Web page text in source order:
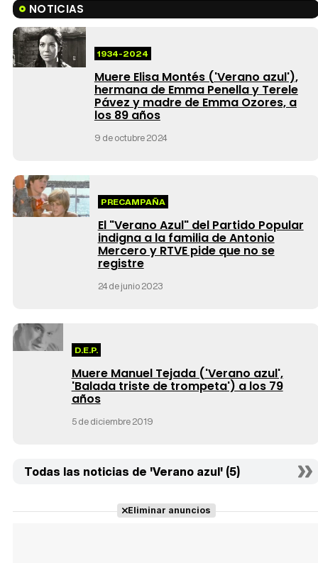
NOTICIAS
1934-2024
Muere Elisa Montés ('Verano azul'),
hermana de Emma Penella y Terele
Pávez y madre de Emma Ozores, a
los 89 años
9 de octubre 2024
PRECAMPAÑA
El "Verano Azul" del Partido Popular
indigna a la familia de Antonio
Mercero y RTVE pide que no se
registre
24 de junio 2023
D.E.P.
Muere Manuel Tejada ('Verano azul',
'Balada triste de trompeta') a los 79
años
5 de diciembre 2019
Todas las noticias de 'Verano azul' (5)
Eliminar anuncios